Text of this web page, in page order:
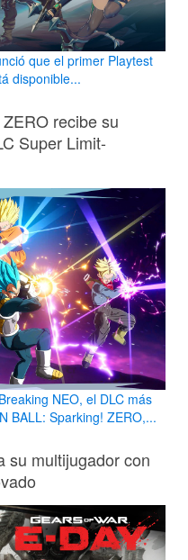
que el primer Playtest
disponible...
recibe su
Super Limit-
NEO, el DLC más
BALL: Sparking! ZERO,...
su multijugador con